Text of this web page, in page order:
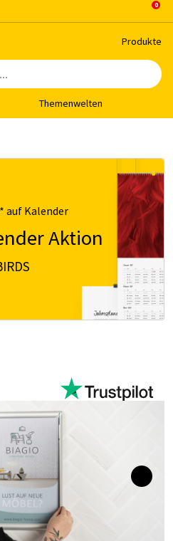
Pro­duk­te
The­men­wel­ten
auf Kalender
Aktion